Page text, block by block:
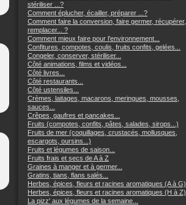
stériliser ...?
Comment éplucher, écailler, préparer ...?
Comment faire la conversion, faire germer, récupérer,
remplacer... ?
Comment mieux faire pour l'environnement...
Confitures, compotes, coulis, fruits confits, gelées...
Congeler, conserver, stériliser...
Côté animations, films et vidéos...
Côté livres...
Côté restaurants...
Côté ustensiles...
Crèmes, laitages, macarons, meringues, mousses,
sauces...
Crêpes, gaufres et pancakes...
Fruits (compotes, confits, pâtes, salades, sirops...)
Fruits de mer (coquillages, crustacés, mollusques,
escargots, oursins...)
Fruits et légumes de saison...
Fruits frais et secs de A à Z
Graines à manger et à germer...
Gratins, tians, flans salés...
Herbes, épices, fleurs et racines aromatiques (A à G)
Herbes, épices, fleurs et racines aromatiques (H à Z)
La pizz' aux légumes de la semaine...